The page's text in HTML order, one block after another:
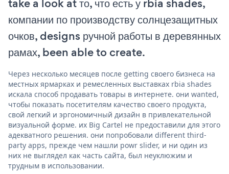
take a look at то, что есть у rbia shades,
компании по производству солнцезащитных
очков, designs ручной работы в деревянных
рамах, been able to create.
Через несколько месяцев после getting своего бизнеса на
местных ярмарках и ремесленных выставках rbia shades
искала способ продавать товары в интернете. они wanted,
чтобы показать посетителям качество своего продукта,
свой легкий и эргономичный дизайн в привлекательной
визуальной форме. их Big Cartel не предоставили для этого
адекватного решения. они попробовали different third-
party apps, прежде чем нашли powr slider, и ни один из
них не выглядел как часть сайта, был неуклюжим и
трудным в использовании.